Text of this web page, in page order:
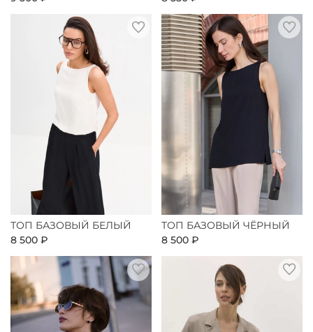
ТОП БАЗОВЫЙ БЕЛЫЙ
8 500 ₽
ТОП БАЗОВЫЙ ЧЁРНЫЙ
8 500 ₽